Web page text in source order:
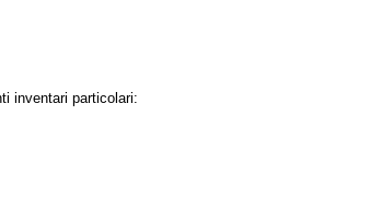
inventari particolari: